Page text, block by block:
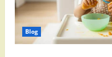
Blog